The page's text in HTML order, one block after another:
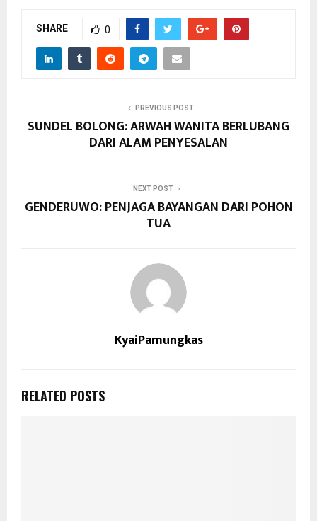
SHARE 0
PREVIOUS POST
SUNDEL BOLONG: ARWAH WANITA BERLUBANG
DARI ALAM PENYESALAN
NEXT POST
GENDERUWO: PENJAGA BAYANGAN DARI POHON
TUA
KyaiPamungkas
RELATED POSTS